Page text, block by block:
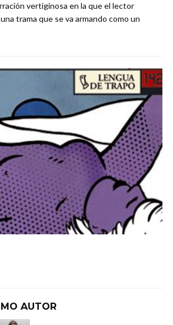
vertiginosa en la que el lector
trama que se va armando como un
AUTOR